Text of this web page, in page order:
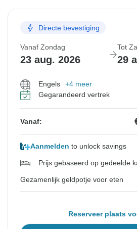
Directe bevestiging
Vanaf Zondag
23 aug. 2026
Tot
29
Engels
+4 meer
Gegarandeerd vertrek
Vanaf:
Aanmelden to unlock savings
Prijs gebaseerd op gedeelde
Gezamenlijk geldpotje voor eten
Reserveer plaats